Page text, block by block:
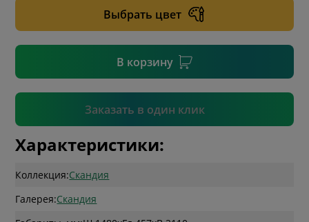
Выбрать цвет
В корзину
Заказать в один клик
Подтвердить
Характеристики:
Коллекция:Скандия
Галерея:Скандия